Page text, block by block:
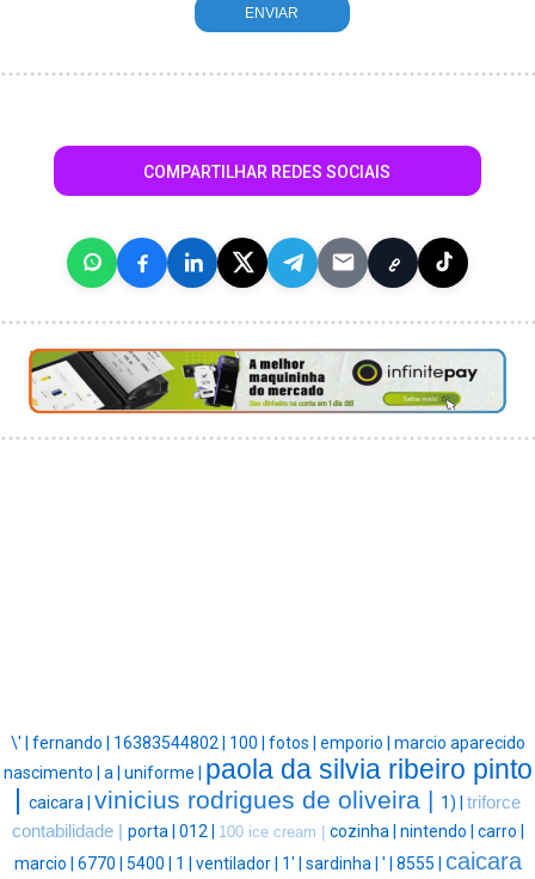
COMPARTILHAR REDES SOCIAIS
\' | fernando | 16383544802 | 100 | fotos | emporio | marcio aparecido
nascimento | a | uniforme | paola da silvia ribeiro pinto
| caicara | vinicius rodrigues de oliveira | 1) | triforce
contabilidade | porta | 012 | 100 ice cream | cozinha | nintendo | carro |
marcio | 6770 | 5400 | 1 | ventilador | 1' | sardinha | ' | 8555 | caicara